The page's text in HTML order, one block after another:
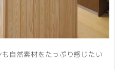
自然素材をたっぷり感じたい